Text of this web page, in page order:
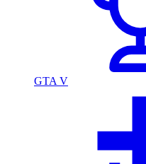
GTA V